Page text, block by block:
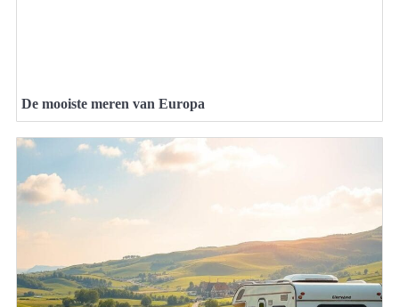
De mooiste meren van Europa